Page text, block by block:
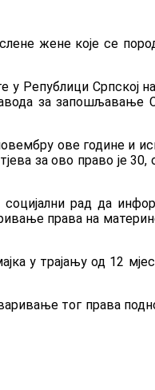
жене које се
Републици Српској
за запошљавање
ове године и
за ово право је 30,
социјални рад да
права на
у трајању од 12
тог права